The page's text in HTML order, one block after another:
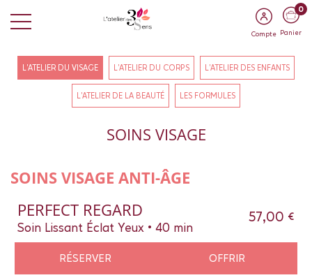
Compte
0
Panier
L'ATELIER DU VISAGE L'ATELIER DU CORPS L'ATELIER DES ENFANTS
L'ATELIER DE LA BEAUTÉ LES FORMULES
SOINS VISAGE
SOINS VISAGE ANTI-ÂGE
PERFECT REGARD
Soin Lissant Éclat Yeux • 40 min
57,00 €
RÉSERVER OFFRIR